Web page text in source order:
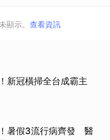
顯示。 查看資訊
新冠橫掃全台成霸主
暑假3流行病齊發 醫